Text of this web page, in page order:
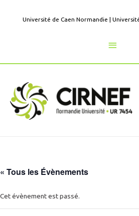
Université de Caen Normandie |
Au
dessus
l'en-
« Tous les Évènements
Cet évènement est passé.